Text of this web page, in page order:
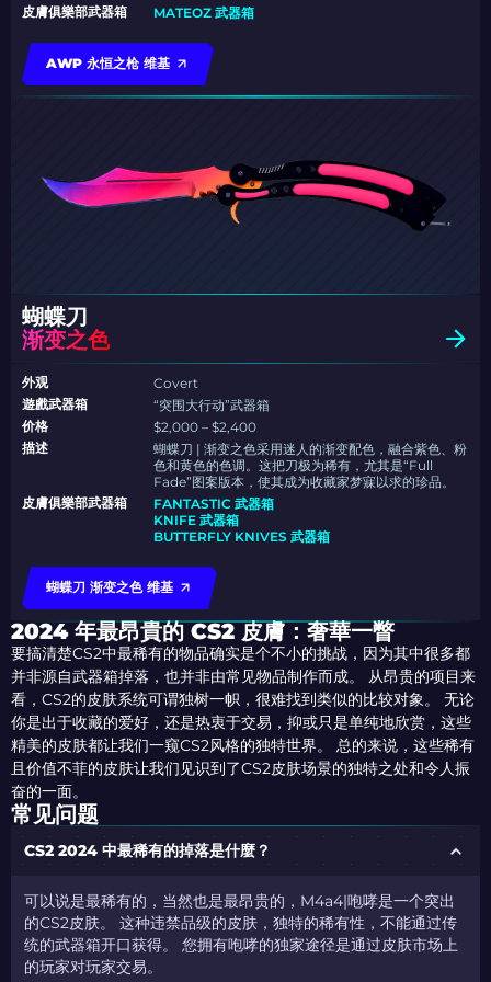
皮膚俱樂部武器箱 MATEOZ 武器箱
AWP 永恒之枪 维基
蝴蝶刀
渐变之色
外观
Covert
遊戲武器箱
“突围大行动”武器箱
价格
$2,000 – $2,400
描述
蝴蝶刀 | 渐变之色采用迷人的渐变配色，融合紫色、粉
色和黄色的色调。这把刀极为稀有，尤其是“Full
Fade”图案版本，使其成为收藏家梦寐以求的珍品。
皮膚俱樂部武器箱
FANTASTIC 武器箱
KNIFE 武器箱
BUTTERFLY KNIVES 武器箱
蝴蝶刀 渐变之色 维基
2024 年最昂貴的 CS2 皮膚：奢華一瞥
要搞清楚CS2中最稀有的物品确实是个不小的挑战，因为其中很多都
并非源自武器箱掉落，也并非由常见物品制作而成。 从昂贵的项目来
看，CS2的皮肤系统可谓独树一帜，很难找到类似的比较对象。 无论
你是出于收藏的爱好，还是热衷于交易，抑或只是单纯地欣赏，这些
精美的皮肤都让我们一窥CS2风格的独特世界。 总的来说，这些稀有
且价值不菲的皮肤让我们见识到了CS2皮肤场景的独特之处和令人振
奋的一面。
常见问题
CS2 2024 中最稀有的掉落是什麼？
可以说是最稀有的，当然也是最昂贵的，M4a4|咆哮是一个突出
的CS2皮肤。 这种违禁品级的皮肤，独特的稀有性，不能通过传
统的武器箱开口获得。 您拥有咆哮的独家途径是通过皮肤市场上
的玩家对玩家交易。